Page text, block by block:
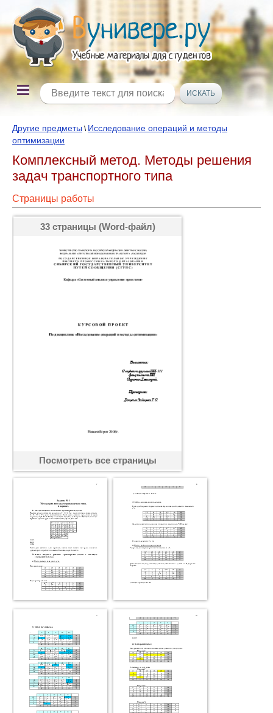
Другие предметы \ Исследование операций и методы
оптимизации
Комплексный метод. Методы решения
задач транспортного типа
Страницы работы
33 страницы (Word-файл)
Посмотреть все страницы